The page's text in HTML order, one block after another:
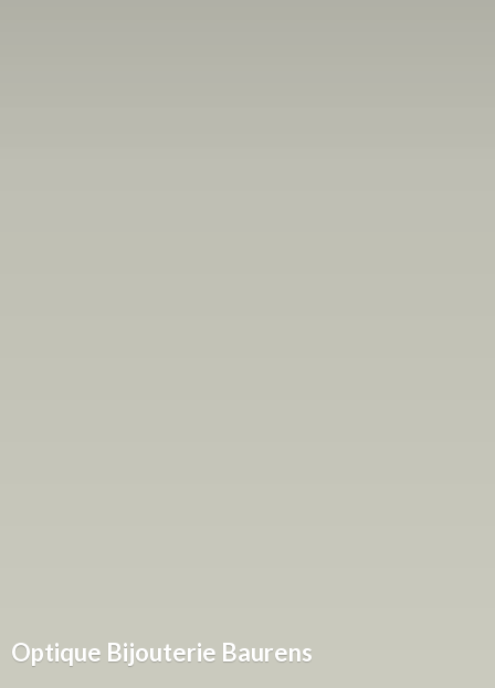
Optique Bijouterie Baurens